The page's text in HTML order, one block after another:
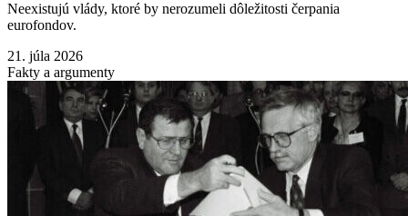
Neexistujú vlády, ktoré by nerozumeli dôležitosti čerpania
eurofondov.
21. júla 2026
Fakty a argumenty